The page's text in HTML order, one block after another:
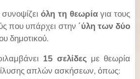
όλη τη θεωρία για τους
που υπάρχει στην ΄ύλη των δύο
δημοτικού.
15 σελίδες με θεωρία
απλών ασκήσεων, όπως: